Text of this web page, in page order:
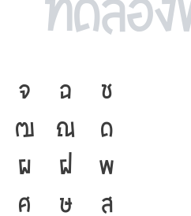
จ ฉ ช
ฒ ณ ด
ผ ฝ พ
ศ ษ ส